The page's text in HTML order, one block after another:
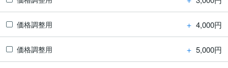
価格調整用 ＋ 4,000円
価格調整用 ＋ 5,000円